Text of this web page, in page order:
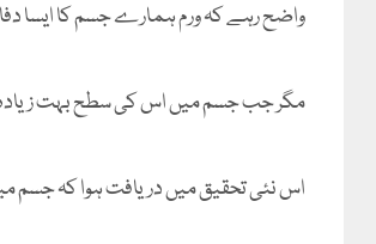
واضح رہے کہ ورم ہمارے جسم کا ایسا
مگر جب جسم میں اس کی سطح بہت زیادہ
اس نئی تحقیق میں دریافت ہوا کہ جسم